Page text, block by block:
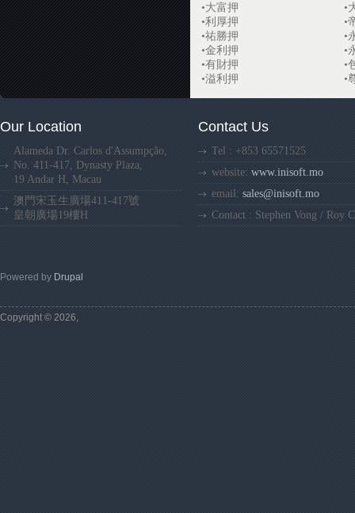
•大富押
•
•利厚押
•
•祐勝押
•
•金利押
•
•有財押
•
•溢利押
•
Our Location
Alameda Dr. Carlos d'Assumpção,
No. 411-417, Dynasty Plaza,
19 Andar H, Macau
澳門宋玉生廣場411-417號
皇朝廣場19樓H
Contact Us
Tel : +853 65571525
website: www.inisoft.mo
email: sales@inisoft.mo
Contact : Stephen Vong / Roy
Powered by Drupal
Copyright © 2026,